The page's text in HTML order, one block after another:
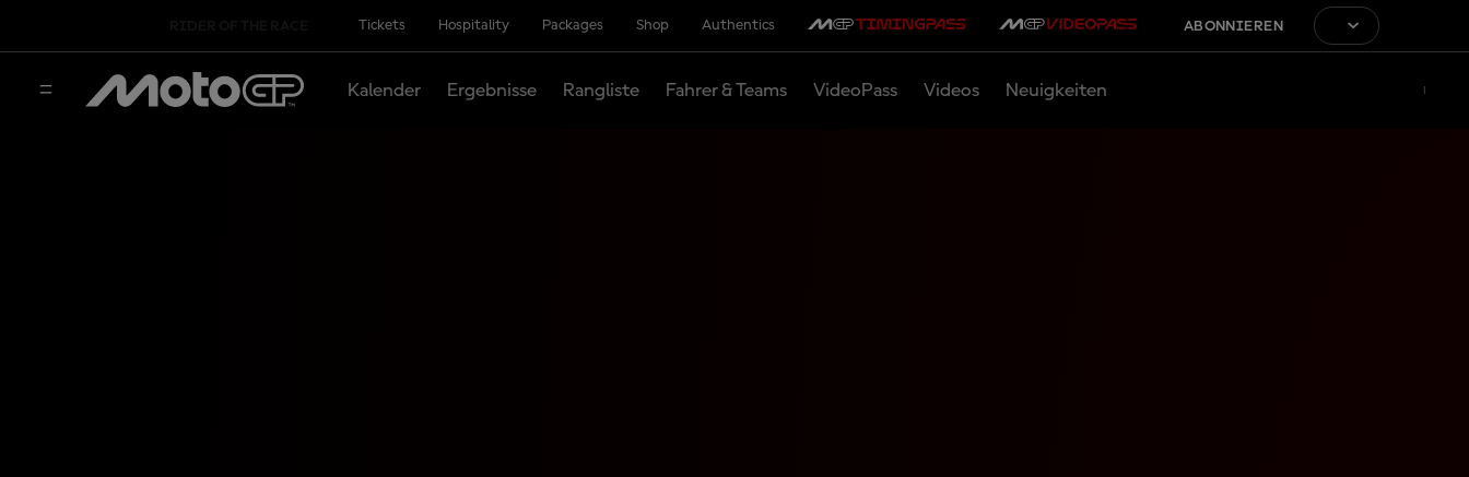
Tickets Hospitality Packages Shop Authentics ABONNIEREN
Kalender Ergebnisse Rangliste Fahrer & Teams VideoPass Videos Neuigkeiten